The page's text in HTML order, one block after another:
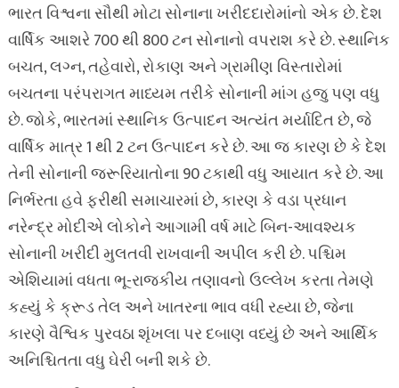
ભારત વિશ્વના સૌથી મોટા સોનાના ખરીદદારોમાંનો એક છે. દેશ
વાર્ષિક આશરે 700 થી 800 ટન સોનાનો વપરાશ કરે છે. સ્થાનિક
બચત, લગ્ન, તહેવારો, રોકાણ અને ગ્રામીણ વિસ્તારોમાં
બચતના પરંપરાગત માધ્યમ તરીકે સોનાની માંગ હજુ પણ વધુ
છે. જોકે, ભારતમાં સ્થાનિક ઉત્પાદન અત્યંત મર્યાદિત છે, જે
વાર્ષિક માત્ર 1 થી 2 ટન ઉત્પાદન કરે છે. આ જ કારણ છે કે દેશ
તેની સોનાની જરૂરિયાતોના 90 ટકાથી વધુ આયાત કરે છે. આ
નિર્ભરતા હવે ફરીથી સમાચારમાં છે, કારણ કે વડા પ્રધાન
નરેન્દ્ર મોદીએ લોકોને આગામી વર્ષ માટે બિન-આવશ્યક
સોનાની ખરીદી મુલતવી રાખવાની અપીલ કરી છે. પશ્ચિમ
એશિયામાં વધતા ભૂ-રાજકીય તણાવનો ઉલ્લેખ કરતા તેમણે
કહ્યું કે ક્રૂડ તેલ અને ખાતરના ભાવ વધી રહ્યા છે, જેના
કારણે વૈશ્વિક પુરવઠા શૃંખલા પર દબાણ વધ્યું છે અને આર્થિક
અનિશ્ચિતતા વધુ ઘેરી બની શકે છે.